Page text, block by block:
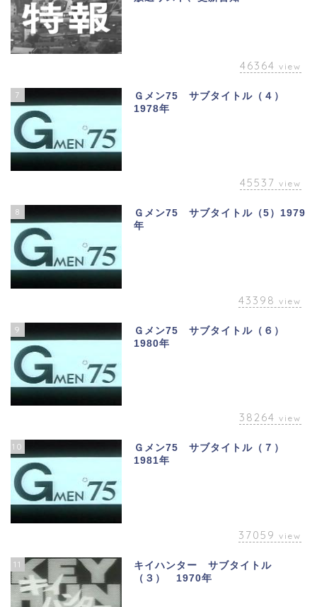
46364 view
7
Ｇメン75 サブタイトル（４）
1978年
45537 view
8
Ｇメン75 サブタイトル（5）1979
年
43398 view
9
Ｇメン75 サブタイトル（６）
1980年
38264 view
10
Ｇメン75 サブタイトル（７）
1981年
37059 view
11
キイハンター サブタイトル
（３） 1970年